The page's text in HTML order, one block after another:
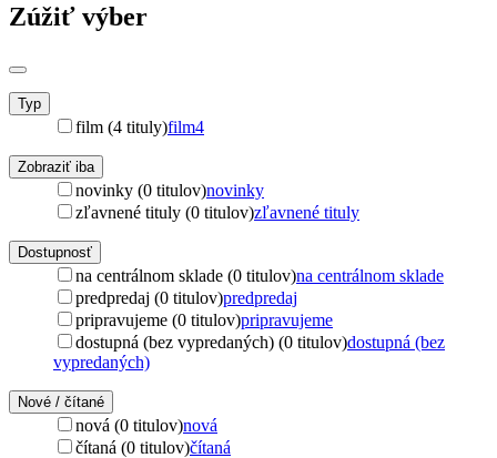
Zúžiť výber
Typ
film (4 tituly)film4
Zobraziť iba
novinky (0 titulov)novinky
zľavnené tituly (0 titulov)zľavnené tituly
Dostupnosť
na centrálnom sklade (0 titulov)na centrálnom sklade
predpredaj (0 titulov)predpredaj
pripravujeme (0 titulov)pripravujeme
dostupná (bez vypredaných) (0 titulov)dostupná (bez
vypredaných)
Nové / čítané
nová (0 titulov)nová
čítaná (0 titulov)čítaná